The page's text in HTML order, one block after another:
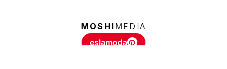
MOSHI MEDIA
eslamoda